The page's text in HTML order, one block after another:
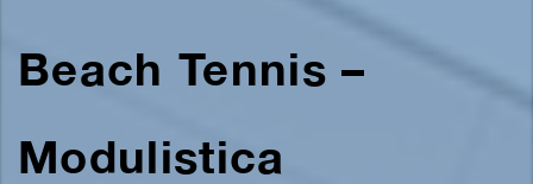
Beach Tennis –
Modulistica